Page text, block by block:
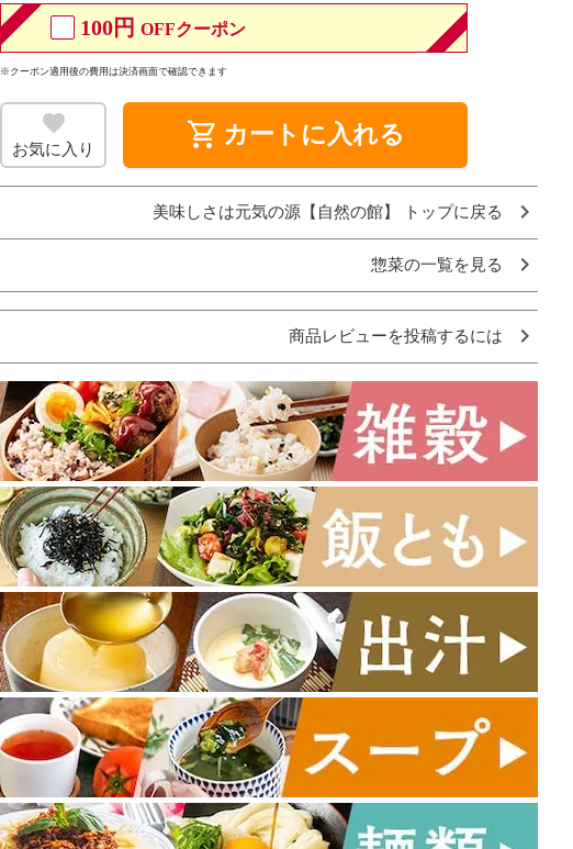
100円 OFFクーポン
※クーポン適用後の費用は決済画面で確認できます
お気に入り shopping_cart カートに入れる
美味しさは元気の源【自然の館】 トップに戻る
惣菜の一覧を見る
商品レビューを投稿するには